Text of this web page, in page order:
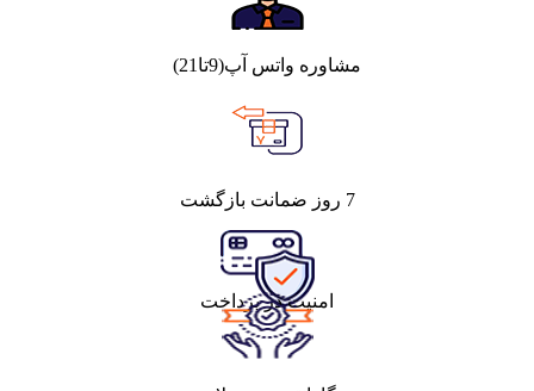
مشاوره واتس آپ(9تا21)
7 روز ضمانت بازگشت
امنیت در پرداخت